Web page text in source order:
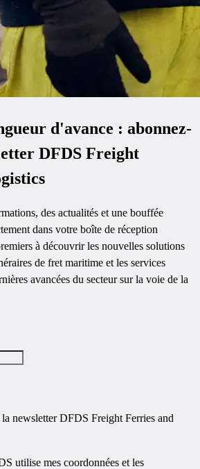
d'avance : abonnez-
DFDS Freight
des actualités et une bouffée
dans votre boîte de réception
à découvrir les nouvelles solutions
de fret maritime et les services
avancées du secteur sur la voie de la
la newsletter DFDS Freight Ferries and
utilise mes coordonnées et les